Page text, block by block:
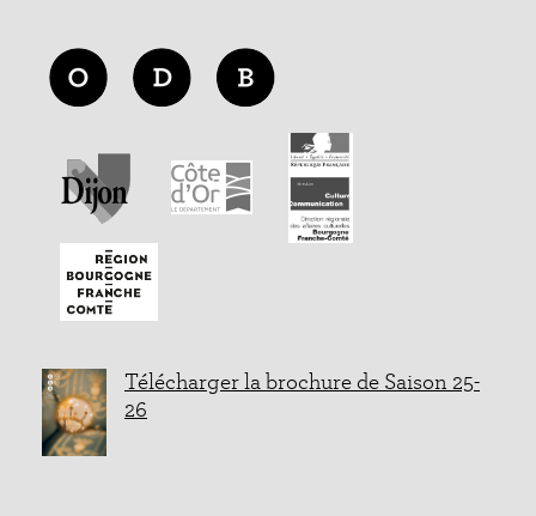
Télécharger la brochure de Saison 25-
26